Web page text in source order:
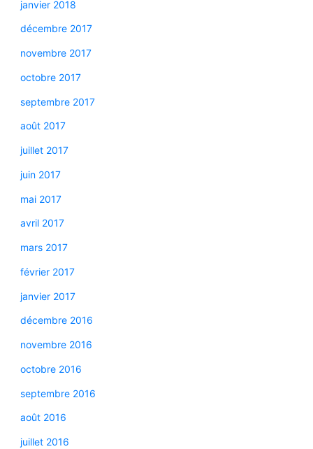
janvier 2018
décembre 2017
novembre 2017
octobre 2017
septembre 2017
août 2017
juillet 2017
juin 2017
mai 2017
avril 2017
mars 2017
février 2017
janvier 2017
décembre 2016
novembre 2016
octobre 2016
septembre 2016
août 2016
juillet 2016